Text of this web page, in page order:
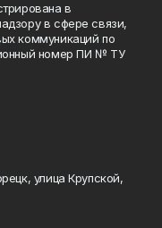
в
в сфере связи,
коммуникаций по
номер ПИ № ТУ
улица Крупской,